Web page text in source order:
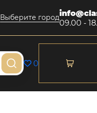
Выберите город
09.00 -
0